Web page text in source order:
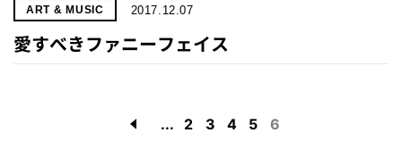
ART & MUSIC 2017.12.07
愛すべきファニーフェイス
... 2 3 4 5 6